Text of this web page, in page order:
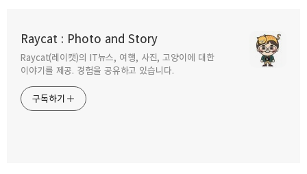
Raycat : Photo and Story
Raycat(레이캣)의 IT뉴스, 여행, 사진, 고양이에 대한
이야기를 제공. 경험을 공유하고 있습니다.
구독하기
구독하기 카카오톡
이벤트.
2010.06.21
당신에게 기차역이 맡겨 진다면 코레일
명예역장 모집.